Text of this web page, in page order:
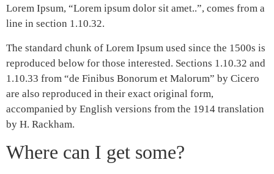
Lorem Ipsum, “Lorem ipsum dolor sit amet..”, comes from a
line in section 1.10.32.
The standard chunk of Lorem Ipsum used since the 1500s is
reproduced below for those interested. Sections 1.10.32 and
1.10.33 from “de Finibus Bonorum et Malorum” by Cicero
are also reproduced in their exact original form,
accompanied by English versions from the 1914 translation
by H. Rackham.
Where can I get some?